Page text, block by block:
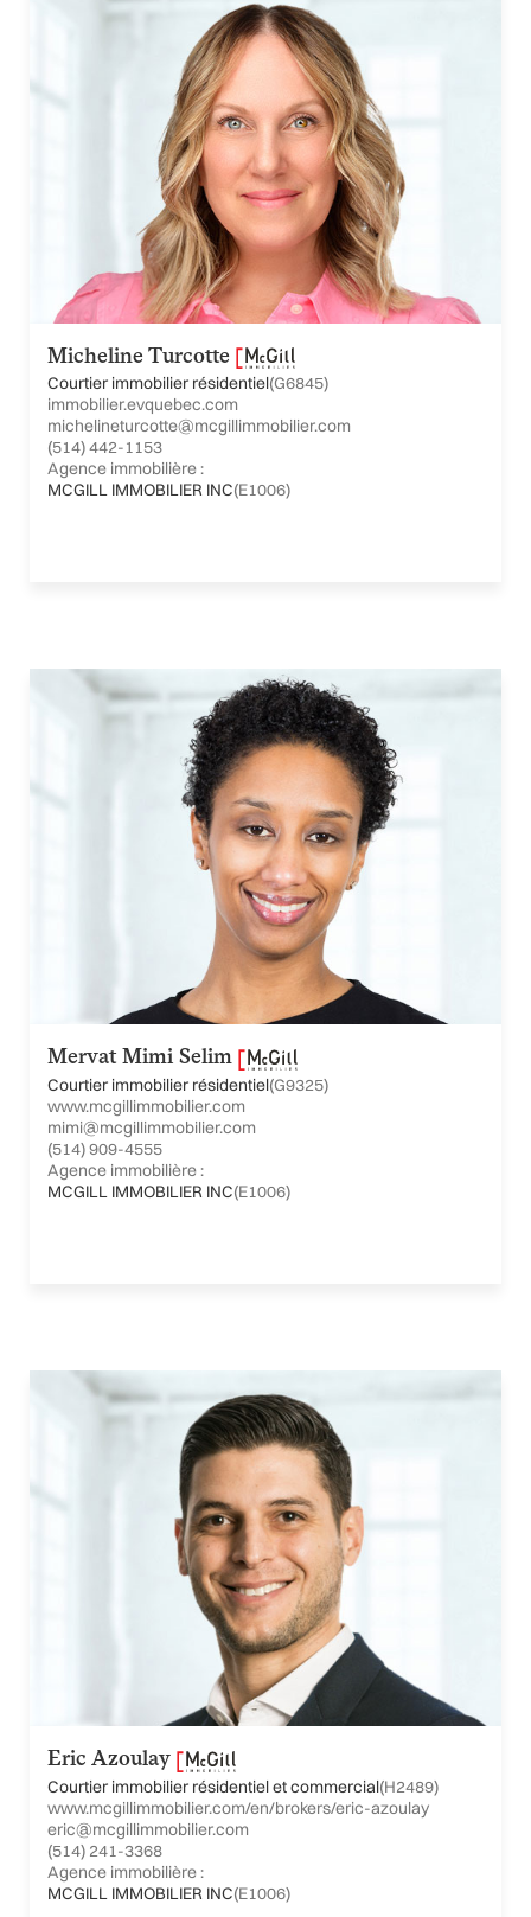
Micheline Turcotte
Courtier immobilier résidentiel(G6845)
immobilier.evquebec.com
michelineturcotte@mcgillimmobilier.com
(514) 442-1153
Agence immobilière :
MCGILL IMMOBILIER INC(E1006)
Mervat Mimi Selim
Courtier immobilier résidentiel(G9325)
www.mcgillimmobilier.com
mimi@mcgillimmobilier.com
(514) 909-4555
Agence immobilière :
MCGILL IMMOBILIER INC(E1006)
Eric Azoulay
Courtier immobilier résidentiel et commercial(H2489)
www.mcgillimmobilier.com/en/brokers/eric-azoulay
eric@mcgillimmobilier.com
(514) 241-3368
Agence immobilière :
MCGILL IMMOBILIER INC(E1006)